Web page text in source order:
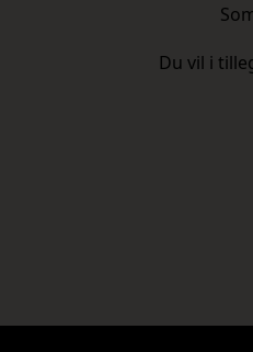
Du vil i